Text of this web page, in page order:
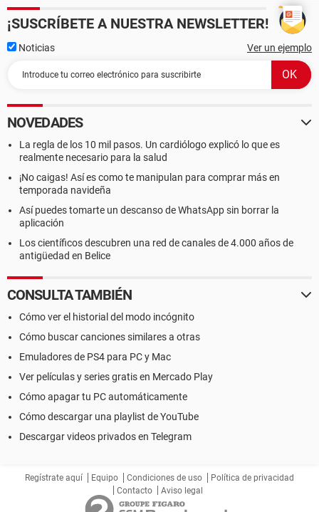
¡SUSCRÍBETE A NUESTRA NEWSLETTER!
Noticias Ver un ejemplo
NOVEDADES
La regla de los 10 mil pasos. Un cardiólogo explicó lo que es
realmente necesario para la salud
¡No caigas! Así es como te manipulan para comprar más en
temporada navideña
Así puedes tomarte un descanso de WhatsApp sin borrar la
aplicación
Los científicos descubren una red de canales de 4.000 años de
antigüedad en Belice
CONSULTA TAMBIÉN
Cómo ver el historial del modo incógnito
Cómo buscar canciones similares a otras
Emuladores de PS4 para PC y Mac
Ver películas y series gratis en Mercado Play
Cómo apagar tu PC automáticamente
Cómo descargar una playlist de YouTube
Descargar videos privados en Telegram
Regístrate aquí Equipo Condiciones de uso
Política de privacidad
Contacto
Aviso legal